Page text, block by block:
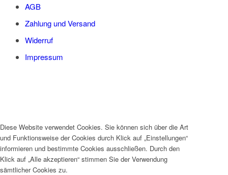
AGB
Zahlung und Versand
Widerruf
Impressum
Diese Website verwendet Cookies. Sie können sich über die Art
und Funktionsweise der Cookies durch Klick auf „Einstellungen“
informieren und bestimmte Cookies ausschließen. Durch den
Klick auf „Alle akzeptieren“ stimmen Sie der Verwendung
sämtlicher Cookies zu.